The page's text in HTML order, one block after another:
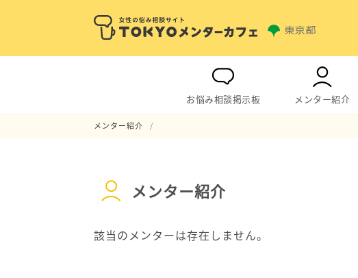
お悩み相談掲示板 メンター紹介
メンター紹介
メンター紹介
該当のメンターは存在しません。